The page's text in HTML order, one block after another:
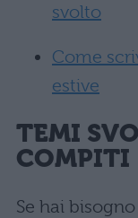
svolto
Come
estive
TEMI
COMPITI
Se hai